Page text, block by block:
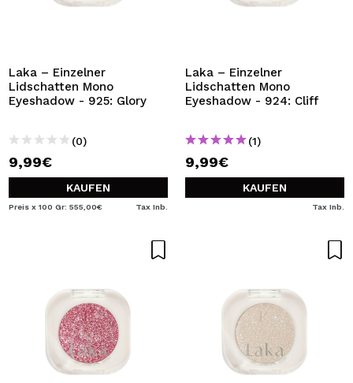
Laka – Einzelner
Lidschatten Mono
Eyeshadow - 925: Glory
(0)
9,99€
KAUFEN
Preis x 100 Gr: 555,00€ Tax Inb.
Laka – Einzelner
Lidschatten Mono
Eyeshadow - 924: Cliff
(1)
9,99€
KAUFEN
Tax Inb.